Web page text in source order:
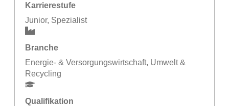
Karrierestufe
Junior, Spezialist
Branche
Energie- & Versorgungswirtschaft, Umwelt &
Recycling
Qualifikation